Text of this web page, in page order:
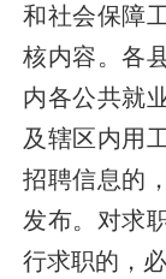
和社会保障
核内容。各
内各公共就
及 辖区内用
招聘信息的
发布。对求
行求职的，